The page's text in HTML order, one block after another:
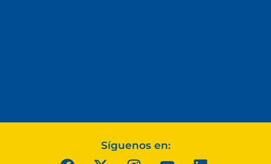
Síguenos en: